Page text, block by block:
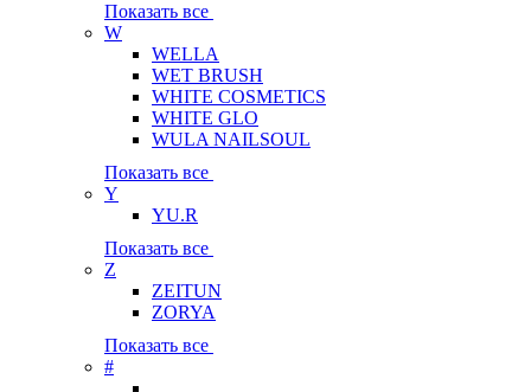
Показать все
W
WELLA
WET BRUSH
WHITE COSMETICS
WHITE GLO
WULA NAILSOUL
Показать все
Y
YU.R
Показать все
Z
ZEITUN
ZORYA
Показать все
#